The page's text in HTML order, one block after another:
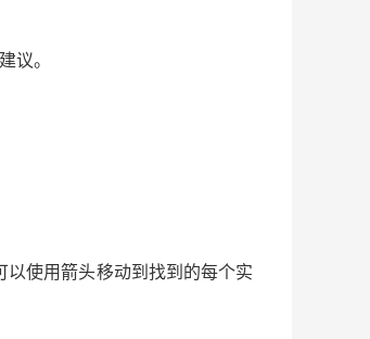
议。
以使用箭头移动到找到的每个实